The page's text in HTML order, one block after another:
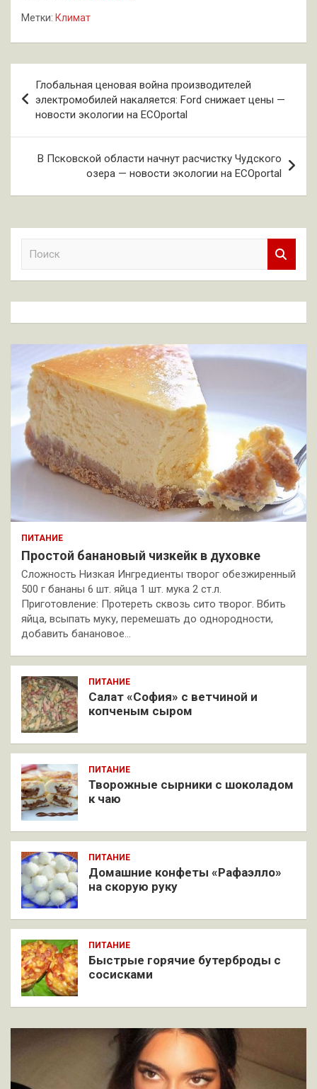
Метки: Климат
по
записям
Глобальная ценовая война производителей
электромобилей накаляется: Ford снижает цены —
новости экологии на ECOportal
В Псковской области начнут расчистку Чудского
озера — новости экологии на ECOportal
к
ПИТАНИЕ
Простой банановый чизкейк в духовке
Сложность Низкая Ингредиенты творог обезжиренный
500 г бананы 6 шт. яйца 1 шт. мука 2 ст.л.
Приготовление: Протереть сквозь сито творог. Вбить
яйца, всыпать муку, перемешать до однородности,
добавить банановое…
ПИТАНИЕ
Салат «София» с ветчиной и
копченым сыром
ПИТАНИЕ
Творожные сырники с шоколадом
к чаю
ПИТАНИЕ
Домашние конфеты «Рафаэлло»
на скорую руку
ПИТАНИЕ
Быстрые горячие бутерброды с
сосисками